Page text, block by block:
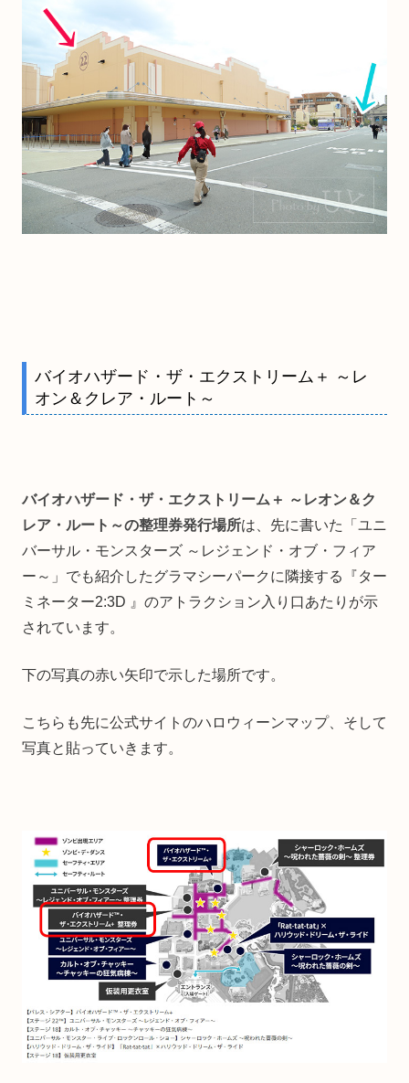
バイオハザード・ザ・エクストリーム＋ ～レ
オン＆クレア・ルート～
バイオハザード・ザ・エクストリーム＋ ～レオン＆ク
レア・ルート～の整理券発行場所は、先に書いた「ユニ
バーサル・モンスターズ ～レジェンド・オブ・フィア
ー～」でも紹介したグラマシーパークに隣接する『ター
ミネーター2:3D 』のアトラクション入り口あたりが示
されています。
下の写真の赤い矢印で示した場所です。
こちらも先に公式サイトのハロウィーンマップ、そして
写真と貼っていきます。